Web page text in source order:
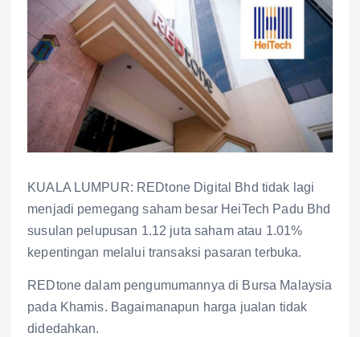
KUALA LUMPUR: REDtone Digital Bhd tidak lagi
menjadi pemegang saham besar HeiTech Padu Bhd
susulan pelupusan 1.12 juta saham atau 1.01%
kepentingan melalui transaksi pasaran terbuka.
REDtone dalam pengumumannya di Bursa Malaysia
pada Khamis. Bagaimanapun harga jualan tidak
didedahkan.